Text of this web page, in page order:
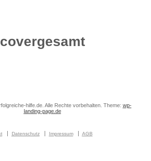
covergesamt
hilfe.de. Alle Rechte vorbehalten. Theme: wp-
landing-page.de
Datenschutz Impressum AGB